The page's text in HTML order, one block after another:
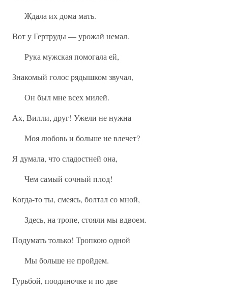
Ждала их дома мать.
Вот у Гертруды — урожай немал.
Рука мужская помогала ей,
Знакомый голос рядышком звучал,
Он был мне всех милей.
Ах, Вилли, друг! Ужели не нужна
Моя любовь и больше не влечет?
Я думала, что сладостней она,
Чем самый сочный плод!
Когда-то ты, смеясь, болтал со мной,
Здесь, на тропе, стояли мы вдвоем.
Подумать только! Тропкою одной
Мы больше не пройдем.
Гурьбой, поодиночке и по две